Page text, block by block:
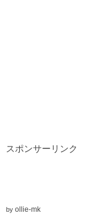
スポンサーリンク
by ollie-mk